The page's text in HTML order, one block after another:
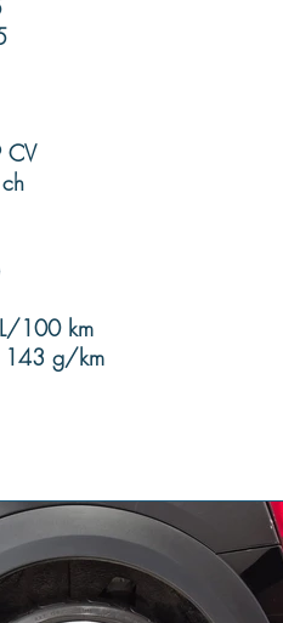
CV
100 km
143 g/km